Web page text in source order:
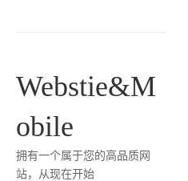
Webstie&M
obile
​拥有一个属于您的高品质网
站，从现在开始